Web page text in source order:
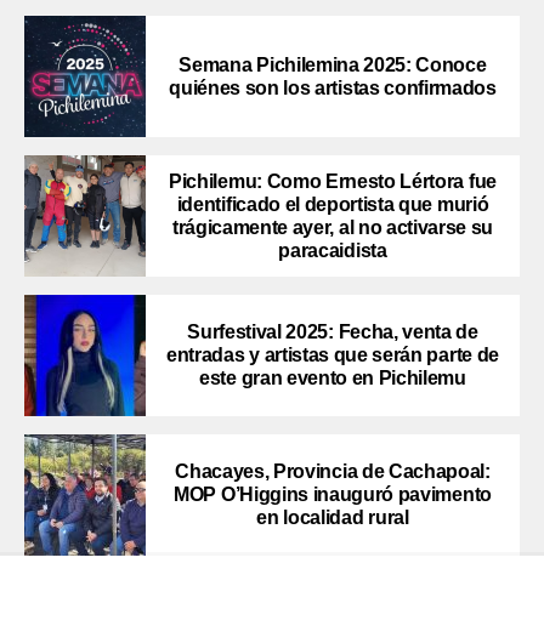
Semana Pichilemina 2025: Conoce
quiénes son los artistas confirmados
Pichilemu: Como Ernesto Lértora fue
identificado el deportista que murió
trágicamente ayer, al no activarse su
paracaidista
Surfestival 2025: Fecha, venta de
entradas y artistas que serán parte de
este gran evento en Pichilemu
Chacayes, Provincia de Cachapoal:
MOP O’Higgins inauguró pavimento
en localidad rural